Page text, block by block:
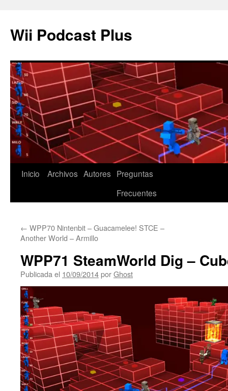
Wii Podcast Plus
Saltar
Inicio Archivos Autores Preguntas
Frecuentes
← WPP70 Nintenbit – Guacamelee! STCE –
Another World – Armillo
WPP71 SteamWorld Dig –
Publicada el 10/09/2014porGhost